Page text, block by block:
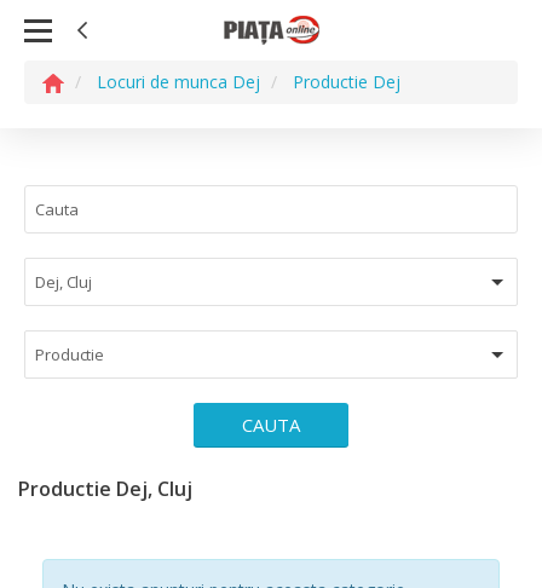
Locuri de munca Dej Productie Dej
Dej, Cluj
Productie
CAUTA
Productie Dej, Cluj